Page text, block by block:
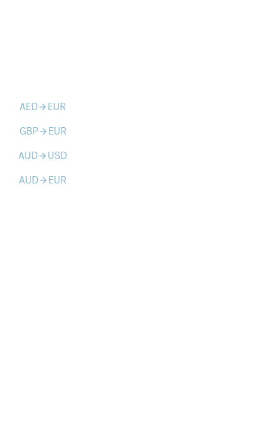
AEDarrow_forward EUR
GBParrow_forward EUR
AUDarrow_forward USD
AUDarrow_forward EUR